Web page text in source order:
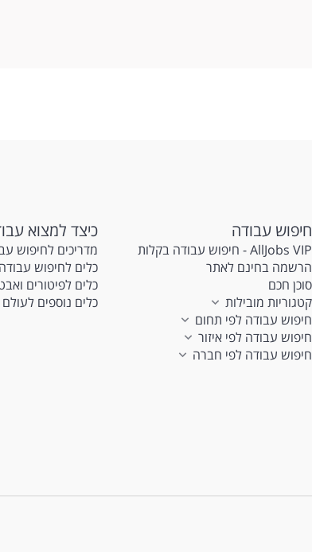
חיפוש עבודה
AllJobs VIP - חיפוש עבודה בקלות
הרשמה בחינם לאתר
סוכן חכם
קטגוריות מובילות
חיפוש עבודה לפי תחום
חיפוש עבודה לפי איזור
חיפוש עבודה לפי חברה
כיצד למצוא
מדריכים לחיפוש
כלים לחיפוש עבודה
כלים לפיטורים
כלים נוספים